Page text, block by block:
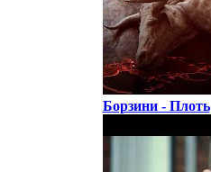
Борзини - Плоть